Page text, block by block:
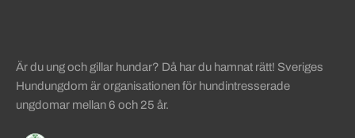
Är du ung och gillar hundar? Då har du hamnat rätt! Sveriges
Hundungdom är organisationen för hundintresserade
ungdomar mellan 6 och 25 år.